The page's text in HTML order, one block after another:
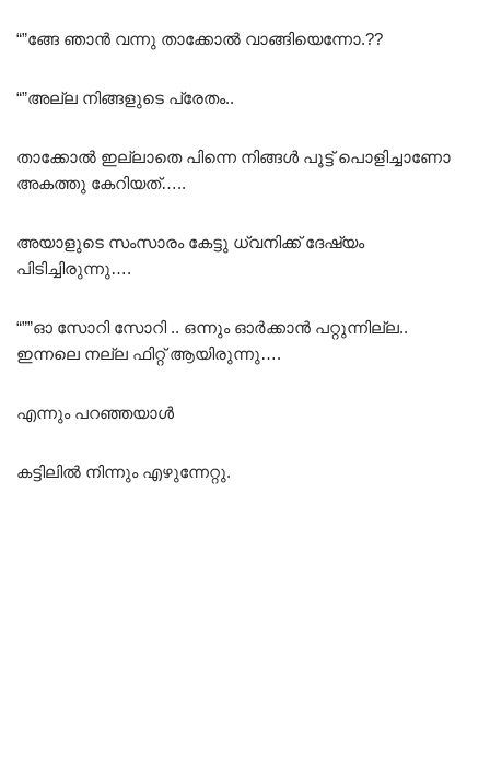
“”ങ്ങേ ഞാൻ വന്നു താക്കോൽ വാങ്ങിയെന്നോ.??
“”അല്ല നിങ്ങളുടെ പ്രേതം..
താക്കോൽ ഇല്ലാതെ പിന്നെ നിങ്ങൾ പൂട്ട് പൊളിച്ചാണോ
അകത്തു കേറിയത്…..
അയാളുടെ സംസാരം കേട്ടു ധ്വനിക്ക് ദേഷ്യം
പിടിച്ചിരുന്നു….
“””ഓ സോറി സോറി .. ഒന്നും ഓർക്കാൻ പറ്റുന്നില്ല..
ഇന്നലെ നല്ല ഫിറ്റ്‌ ആയിരുന്നു….
എന്നും പറഞ്ഞയാൾ
കട്ടിലിൽ നിന്നും എഴുന്നേറ്റു.